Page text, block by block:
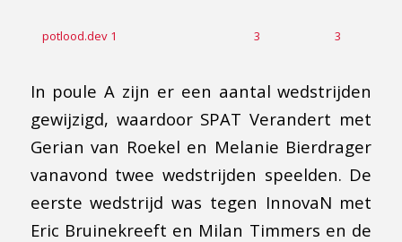
potlood.dev 1 3 3
In poule A zijn er een aantal wedstrijden
gewijzigd, waardoor SPAT Verandert met
Gerian van Roekel en Melanie Bierdrager
vanavond twee wedstrijden speelden. De
eerste wedstrijd was tegen InnovaN met
Eric Bruinekreeft en Milan Timmers en de